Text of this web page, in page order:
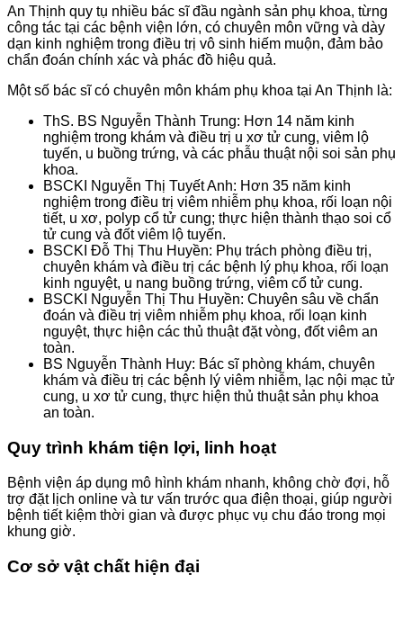
An Thịnh quy tụ nhiều bác sĩ đầu ngành sản phụ khoa, từng
công tác tại các bệnh viện lớn, có chuyên môn vững và dày
dạn kinh nghiệm trong điều trị vô sinh hiếm muộn, đảm bảo
chẩn đoán chính xác và phác đồ hiệu quả.
Một số bác sĩ có chuyên môn khám phụ khoa tại An Thịnh là:
ThS. BS Nguyễn Thành Trung: Hơn 14 năm kinh
nghiệm trong khám và điều trị u xơ tử cung, viêm lộ
tuyến, u buồng trứng, và các phẫu thuật nội soi sản phụ
khoa.
BSCKI Nguyễn Thị Tuyết Anh: Hơn 35 năm kinh
nghiệm trong điều trị viêm nhiễm phụ khoa, rối loạn nội
tiết, u xơ, polyp cổ tử cung; thực hiện thành thạo soi cổ
tử cung và đốt viêm lộ tuyến.
BSCKI Đỗ Thị Thu Huyền: Phụ trách phòng điều trị,
chuyên khám và điều trị các bệnh lý phụ khoa, rối loạn
kinh nguyệt, u nang buồng trứng, viêm cổ tử cung.
BSCKI Nguyễn Thị Thu Huyền: Chuyên sâu về chẩn
đoán và điều trị viêm nhiễm phụ khoa, rối loạn kinh
nguyệt, thực hiện các thủ thuật đặt vòng, đốt viêm an
toàn.
BS Nguyễn Thành Huy: Bác sĩ phòng khám, chuyên
khám và điều trị các bệnh lý viêm nhiễm, lạc nội mạc tử
cung, u xơ tử cung, thực hiện thủ thuật sản phụ khoa
an toàn.
Quy trình khám tiện lợi, linh hoạt
Bệnh viện áp dụng mô hình khám nhanh, không chờ đợi, hỗ
trợ đặt lịch online và tư vấn trước qua điện thoại, giúp người
bệnh tiết kiệm thời gian và được phục vụ chu đáo trong mọi
khung giờ.
Cơ sở vật chất hiện đại